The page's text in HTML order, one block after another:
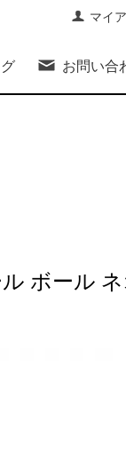
マイ
お問い合
ボール